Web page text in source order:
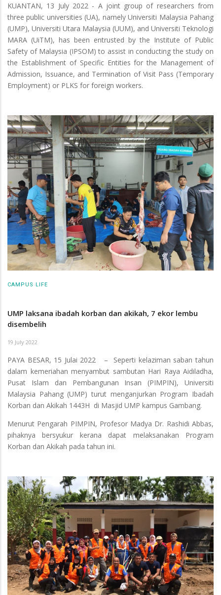
KUANTAN, 13 July 2022 - A joint group of researchers from
three public universities (UA), namely Universiti Malaysia Pahang
(UMP), Universiti Utara Malaysia (UUM), and Universiti Teknologi
MARA (UiTM), has been entrusted by the Institute of Public
Safety of Malaysia (IPSOM) to assist in conducting the study on
the Establishment of Specific Entities for the Management of
Admission, Issuance, and Termination of Visit Pass (Temporary
Employment) or PLKS for foreign workers.
CAMPUS LIFE
UMP laksana ibadah korban dan akikah, 7 ekor lembu
disembelih
19 July 2022
PAYA BESAR, 15 Julai 2022 – Seperti kelaziman saban tahun
dalam kemeriahan menyambut sambutan Hari Raya Aidiladha,
Pusat Islam dan Pembangunan Insan (PIMPIN), Universiti
Malaysia Pahang (UMP) turut menganjurkan Program Ibadah
Korban dan Akikah 1443H di Masjid UMP kampus Gambang.
Menurut Pengarah PIMPIN, Profesor Madya Dr. Rashidi Abbas,
pihaknya bersyukur kerana dapat melaksanakan Program
Korban dan Akikah pada tahun ini.